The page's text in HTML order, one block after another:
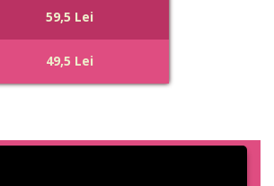
59,5 Lei
49,5 Lei